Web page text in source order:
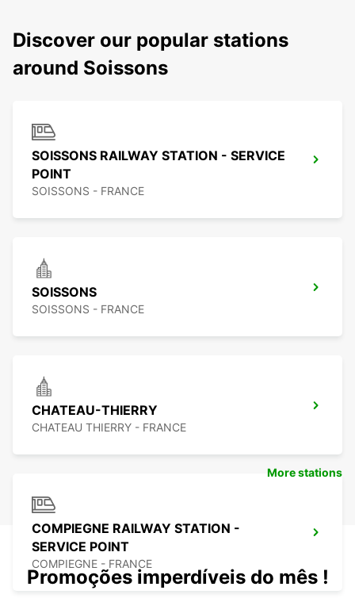
Discover our popular stations
around Soissons
SOISSONS RAILWAY STATION - SERVICE
POINT
SOISSONS - FRANCE
SOISSONS
SOISSONS - FRANCE
CHATEAU-THIERRY
CHATEAU THIERRY - FRANCE
COMPIEGNE RAILWAY STATION -
SERVICE POINT
COMPIEGNE - FRANCE
More stations
Promoções imperdíveis do mês !